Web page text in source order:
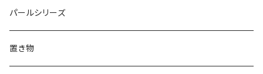
リング
てんとう虫
Animal
うさぎ
鏡
犬
鏡
Pattern
てんとう虫
Food
Round
てんとう虫
パールシリーズ
置き物